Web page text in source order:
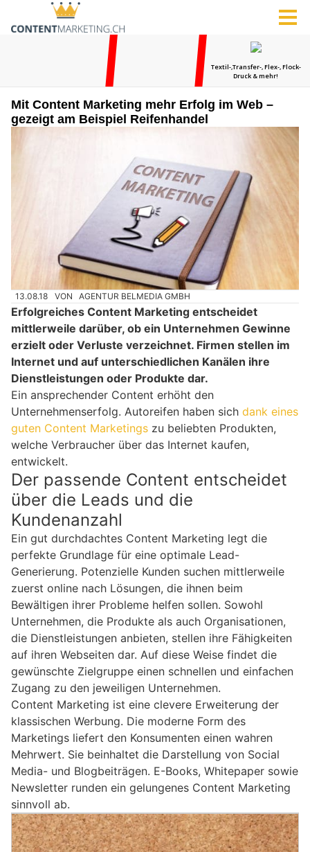
Mit Content Marketing mehr Erfolg im Web –
gezeigt am Beispiel Reifenhandel
13.08.18 VON AGENTUR BELMEDIA GMBH
Erfolgreiches Content Marketing entscheidet
mittlerweile darüber, ob ein Unternehmen Gewinne
erzielt oder Verluste verzeichnet. Firmen stellen im
Internet und auf unterschiedlichen Kanälen ihre
Dienstleistungen oder Produkte dar.
Ein ansprechender Content erhöht den
Unternehmenserfolg. Autoreifen haben sich dank eines
guten Content Marketings zu beliebten Produkten,
welche Verbraucher über das Internet kaufen,
entwickelt.
Der passende Content entscheidet
über die Leads und die
Kundenanzahl
Ein gut durchdachtes Content Marketing legt die
perfekte Grundlage für eine optimale Lead-
Generierung. Potenzielle Kunden suchen mittlerweile
zuerst online nach Lösungen, die ihnen beim
Bewältigen ihrer Probleme helfen sollen. Sowohl
Unternehmen, die Produkte als auch Organisationen,
die Dienstleistungen anbieten, stellen ihre Fähigkeiten
auf ihren Webseiten dar. Auf diese Weise findet die
gewünschte Zielgruppe einen schnellen und einfachen
Zugang zu den jeweiligen Unternehmen.
Content Marketing ist eine clevere Erweiterung der
klassischen Werbung. Die moderne Form des
Marketings liefert den Konsumenten einen wahren
Mehrwert. Sie beinhaltet die Darstellung von Social
Media- und Blogbeiträgen. E-Books, Whitepaper sowie
Newsletter runden ein gelungenes Content Marketing
sinnvoll ab.